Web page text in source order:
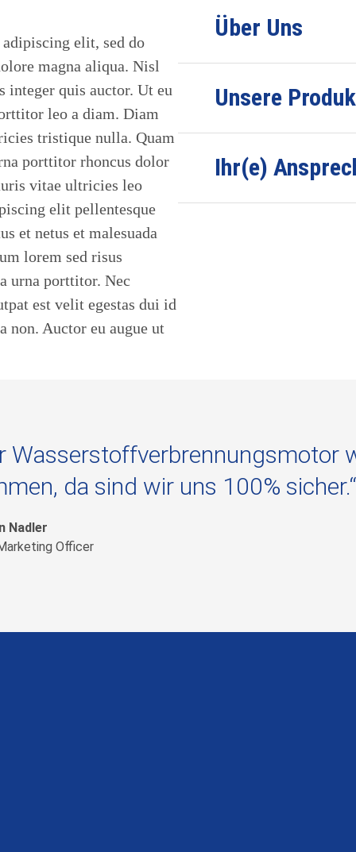
elit, sed do
magna aliqua. Nisl
quis auctor. Ut eu
leo a diam. Diam
tristique nulla. Quam
porttitor rhoncus dolor
vitae ultricies leo
elit pellentesque
et netus et malesuada
lorem sed risus
urna porttitor. Nec
est velit egestas dui id
non. Auctor eu augue ut
Über Uns
Unsere
Ihr(e)
Wasserstoffverbrennungsmotor
da sind wir uns 100% sicher.“
Nadler
Officer